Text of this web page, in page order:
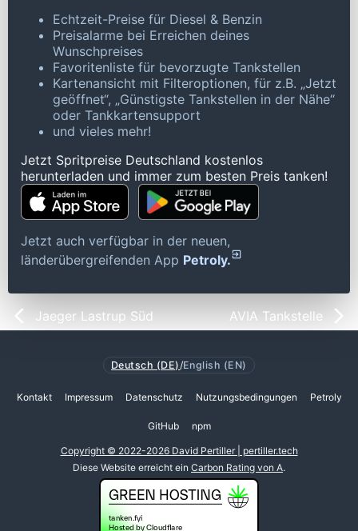
Echtzeit-Preise für Diesel & Benzin
Preisalarme bei Erreichen deines
Wunschpreises
Favoritenliste für bevorzugte Tankstellen
Kartenansicht mit Filteroptionen, für z.B. „Jetzt
geöffnet“, „Günstigste Tankstellen in der Nähe“
oder Tankkartensupport
und vieles mehr!
Jetzt Spritpreise Deutschland kostenlos
herunterladen und immer zum besten Preis tanken!
Jetzt auch verfügbar in der neuen,
länderübergreifenden App Petroly.
Jaeger Lastrup Süd AVIA Tankstelle
Deutsch (DE) /English (EN)
Kontakt Impressum Datenschutz Nutzungsbedingungen Petroly
GitHub npm
Copyright © 2022-2026 David Pertiller | pertiller.tech
Diese Website erreicht ein Carbon Rating von A.